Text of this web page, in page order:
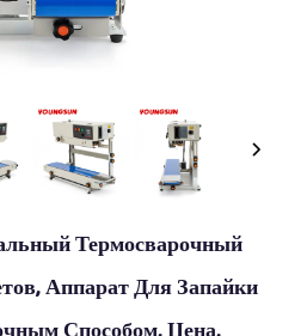
Термосварочный
Аппарат Для Запайки